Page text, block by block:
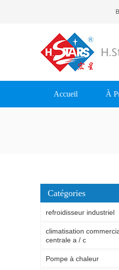
Accueil À
Catégories
refroidisseur industriel
climatisation
centrale a / c
Pompe à chaleur